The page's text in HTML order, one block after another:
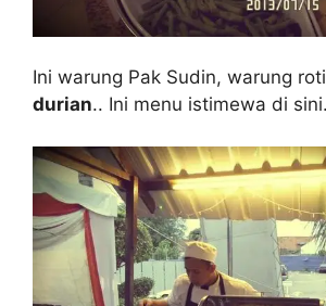
Ini warung Pak Sudin, warung
durian.. Ini menu istimewa di